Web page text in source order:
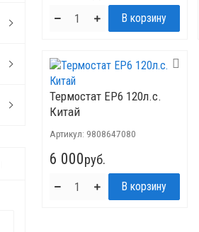
Термостат EP6 120л.с.
Китай
Артикул: 9808647080
6 000руб.